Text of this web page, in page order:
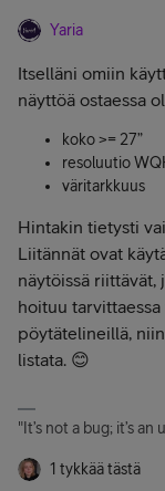
Yaria
Itselläni omiin
näyttöä ostaessa
koko >= 27”
resoluutio
väritarkkuus
Hintakin tietysti
Liitännät ovat
näytöissä riittävät,
hoituu
pöytätelineillä,
listata. 😊
"It’s not a bug; it’s
1 tykkää tästä